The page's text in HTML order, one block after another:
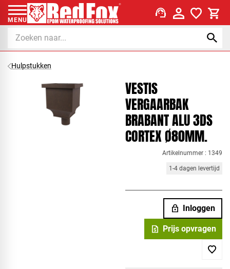
MENU support_agent
Hulpstukken
VESTIS
VERGAARBAK
BRABANT ALU 3DS
CORTEX Ø80MM.
Artikelnummer : 1349
1-4 dagen levertijd
lock Inloggen
request_quote Prijs opvragen